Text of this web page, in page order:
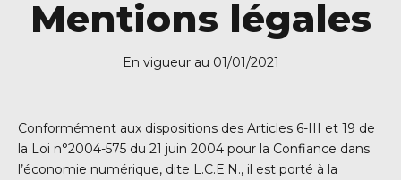
Mentions légales
En vigueur au 01/01/2021
Conformément aux dispositions des Articles 6-III et 19 de
la Loi n°2004-575 du 21 juin 2004 pour la Confiance dans
l’économie numérique, dite L.C.E.N., il est porté à la